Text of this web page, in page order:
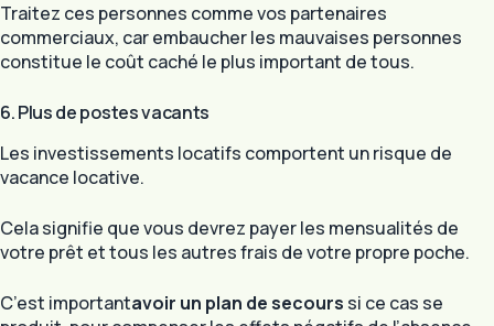
Traitez ces personnes comme vos partenaires
commerciaux, car embaucher les mauvaises personnes
constitue le coût caché le plus important de tous.
6. Plus de postes vacants
Les investissements locatifs comportent un risque de
vacance locative.
Cela signifie que vous devrez payer les mensualités de
votre prêt et tous les autres frais de votre propre poche.
C’est importantavoir un plan de secours si ce cas se